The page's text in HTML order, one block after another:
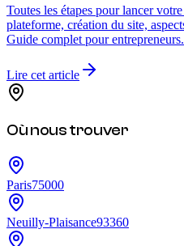
Toutes les étapes pour lancer
plateforme, création du site,
Guide complet pour entrepreneurs.
Lire cet article
Où nous trouver
Paris75000
Neuilly-Plaisance93360